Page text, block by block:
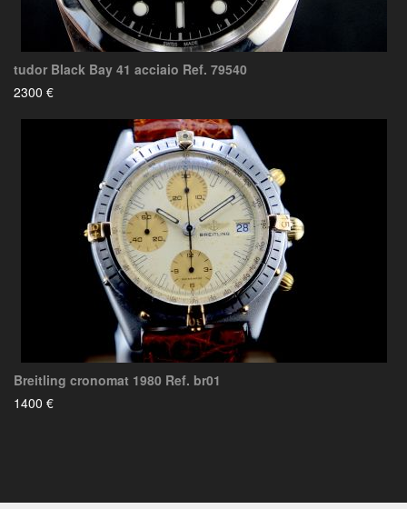
tudor Black Bay 41 acciaio Ref. 79540
2300 €
Breitling cronomat 1980 Ref. br01
1400 €